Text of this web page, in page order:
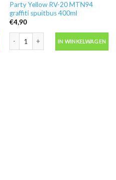
Party Yellow RV-20 MTN94
graffiti spuitbus 400ml
€4,90
IN WINKELWAGEN